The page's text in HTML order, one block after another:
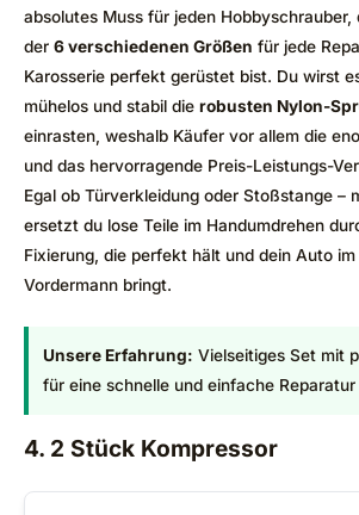
absolutes Muss für jeden Hobbyschrauber,
der 6 verschiedenen Größen für jede
Karosserie perfekt gerüstet bist. Du wirst
mühelos und stabil die robusten Nylon-
einrasten, weshalb Käufer vor allem die
und das hervorragende Preis-Leistungs-
Egal ob Türverkleidung oder Stoßstange –
ersetzt du lose Teile im Handumdrehen
Fixierung, die perfekt hält und dein Auto
Vordermann bringt.
Unsere Erfahrung: Vielseitiges Set mit
für eine schnelle und einfache
4. 2 Stück Kompressor